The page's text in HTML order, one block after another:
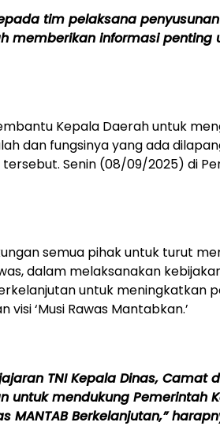
tim pelaksana
memberikan informasi penting
Kepala Daerah untuk
dan fungsinya yang ada
Senin (08/09/2025) di
semua pihak untuk turut
dalam melaksanakan
untuk meningkatkan
‘Musi Rawas Mantabkan.’
TNI Kepala Dinas, Camat
untuk mendukung Pemerintah
MANTAB Berkelanjutan,”